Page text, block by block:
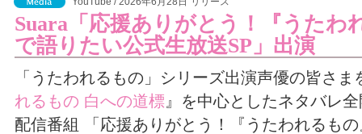
Suara「応援ありがとう！『うたわ
で語りたい公式生放送SP」出演
「うたわれるもの」シリーズ出演声優の皆さ
れるもの 白への道標 』を中心としたネタバレ
配信番組 「応援ありがとう！『うたわれるも